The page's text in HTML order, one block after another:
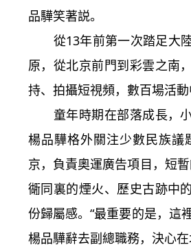
品驊笑著説。
從13年前第一次踏足大陸
原，從北京前門到彩雲之南
持、拍攝短視頻，數百場活動
童年時期在部落成長，小
楊品驊格外關注少數民族議
京，負責奧運廣告項目，短
衚同裏的煙火、歷史古跡中
份歸屬感。“最重要的是，這
楊品驊辭去副總職務，決心